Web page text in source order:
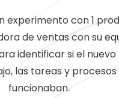
experimento con 1
de ventas con su
identificar si el nuevo
las tareas y procesos
funcionaban.